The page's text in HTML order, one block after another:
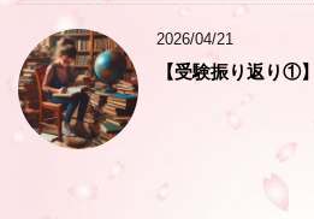
2026/04/21
【受験振り返り①